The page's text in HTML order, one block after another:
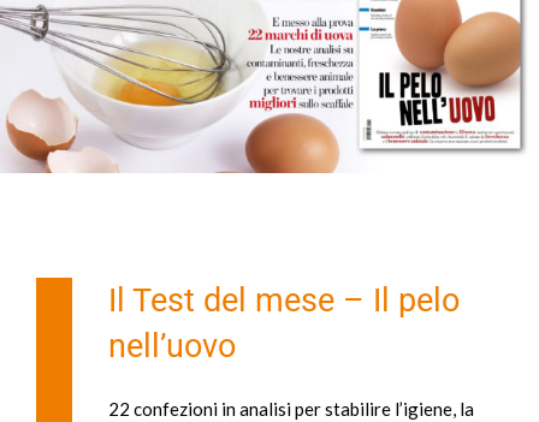
Il Test del mese – Il pelo
nell’uovo
22 confezioni in analisi per stabilire l’igiene, la